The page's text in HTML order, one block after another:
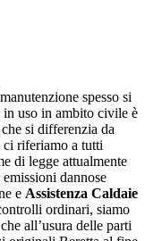
spesso si
in uso in ambito civile è
si differenzia da
riferiamo a tutti
di legge attualmente
dannose
e Assistenza Caldaie
ordinari, siamo
all’usura delle parti